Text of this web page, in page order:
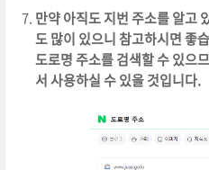
만약 아직도 지번 주소를 알고
도 많이 있으니 참고하시면 좋
도로명 주소를 검색할 수 있으
서 사용하실 수 있을 것입니다.